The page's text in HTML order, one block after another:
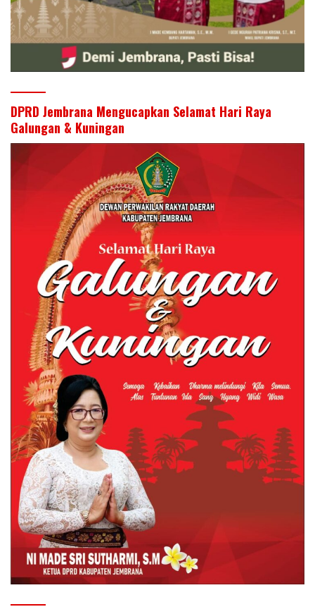
DPRD Jembrana Mengucapkan Selamat Hari Raya
Galungan & Kuningan